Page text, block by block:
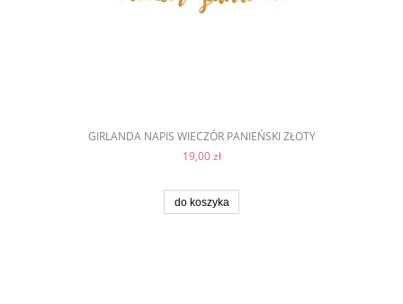
GIRLANDA NAPIS WIECZÓR PANIEŃSKI ZŁOTY
19,00 zł
do koszyka